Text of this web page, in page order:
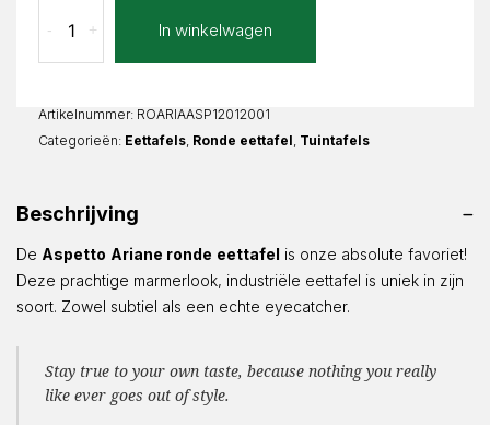
Ariane
Rond
+
- In winkelwagen
Artikelnummer: ROARIAASP12012001
Categorieën: Eettafels Ronde eettafel Tuintafels
Beschrijving
De Aspetto Ariane ronde eettafel is onze absolute favoriet!
Deze prachtige marmerlook, industriële eettafel is uniek in zijn
soort. Zowel subtiel als een echte eyecatcher.
Stay true to your own taste, because nothing you really
like ever goes out of style.